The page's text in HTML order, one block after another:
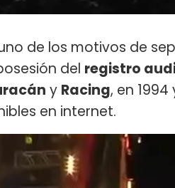
de los motivos de
del registro
y Racing, en
en internet.